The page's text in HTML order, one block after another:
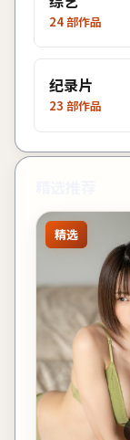
24 部作品
纪录片
23 部作品
精选